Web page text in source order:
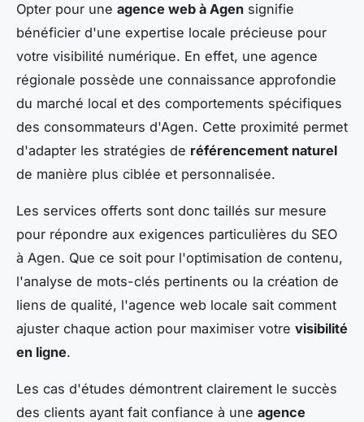
Opter pour une agence web à Agen signifie
bénéficier d'une expertise locale précieuse pour
votre visibilité numérique. En effet, une agence
régionale possède une connaissance approfondie
du marché local et des comportements spécifiques
des consommateurs d'Agen. Cette proximité permet
d'adapter les stratégies de référencement naturel
de manière plus ciblée et personnalisée.
Les services offerts sont donc taillés sur mesure
pour répondre aux exigences particulières du SEO
à Agen. Que ce soit pour l'optimisation de contenu,
l'analyse de mots-clés pertinents ou la création de
liens de qualité, l'agence web locale sait comment
ajuster chaque action pour maximiser votre visibilité
en ligne.
Les cas d'études démontrent clairement le succès
des clients ayant fait confiance à une agence